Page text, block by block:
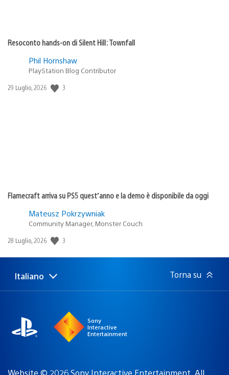
Resoconto hands-on di Silent Hill: Townfall
Phil Hornshaw
PlayStation Blog Contributor
Data
29 Luglio, 2026 3
Flamecraft arriva su PS5 quest’anno e la demo è disponibile da oggi
Mateusz Pokrzywniak
Community Manager, Monster Couch
Data
pubblicazione:
28 Luglio, 2026 3
Seleziona
una
Regione
attuale:
Italiano Torna su
Sony
Interactive
Entertainment
Website © 2026 Sony Interactive Entertainment. All